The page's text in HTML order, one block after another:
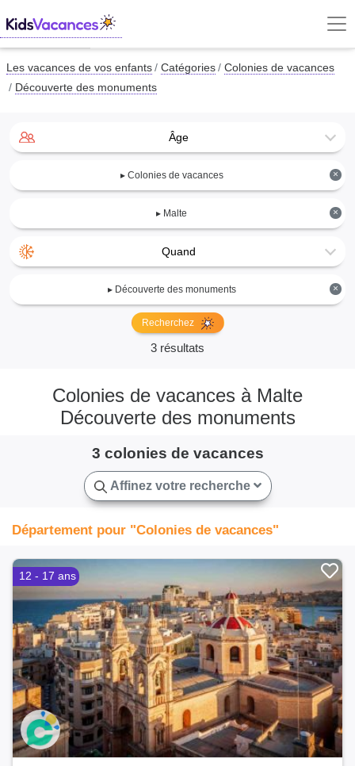
Les vacances de vos enfants Catégories
Colonies de vacances
Découverte des monuments
Âge
×
▸ Colonies de vacances
×
▸ Malte
Quand
×
▸ Découverte des monuments
Recherchez
3 résultats
Colonies de vacances à Malte
Découverte des monuments
3 colonies de vacances
Affinez votre recherche
Département pour "Colonies de vacances"
12 - 17 ans